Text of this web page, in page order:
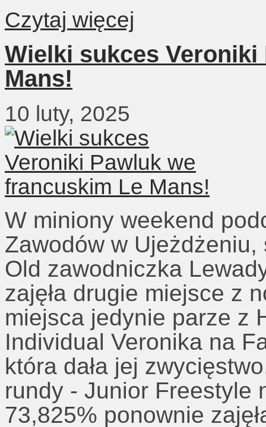
Czytaj więcej
Wielki sukces
Mans!
10 luty, 2025
W miniony weekend
Zawodów w
Old zawodniczka
zajęła drugie miejsce z
miejsca jedynie parze z
Individual Veronika na
która dała jej
rundy - Junior Freestyle
73,825% ponownie